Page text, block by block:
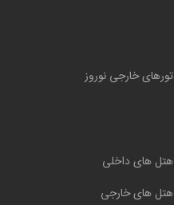
تورهای خارجی نوروز
هتل های داخلی
هتل های خارجی